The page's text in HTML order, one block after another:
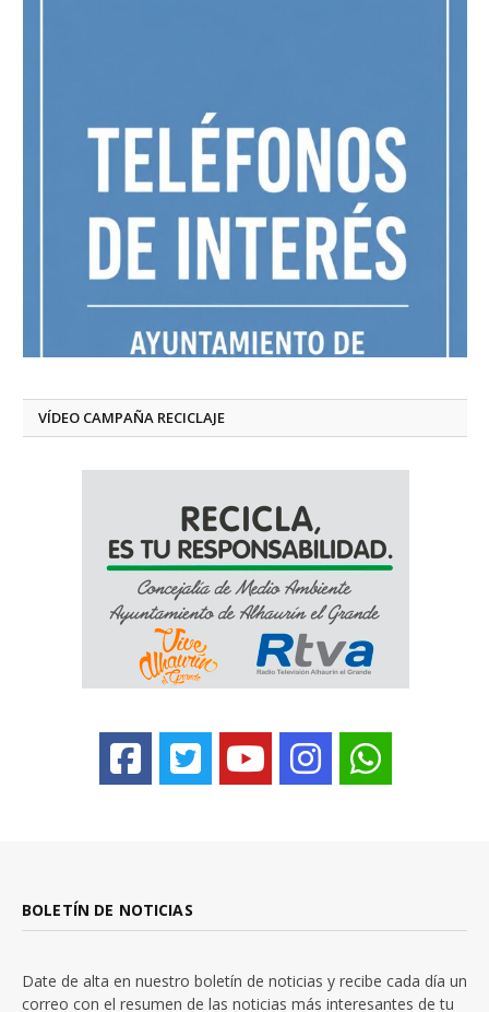
VÍDEO CAMPAÑA RECICLAJE
BOLETÍN DE NOTICIAS
Date de alta en nuestro boletín de noticias y recibe cada día un
correo con el resumen de las noticias más interesantes de tu